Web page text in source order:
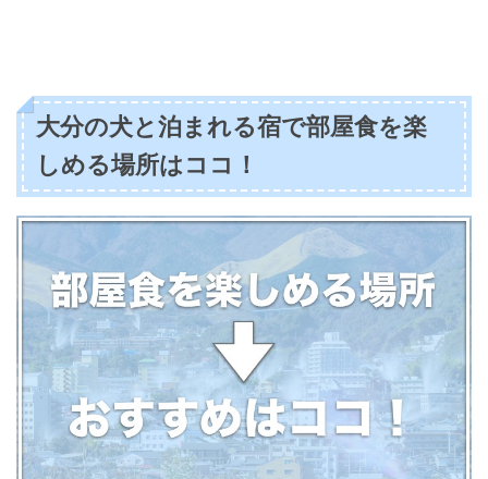
大分の犬と泊まれる宿で部屋食を楽
しめる場所はココ！